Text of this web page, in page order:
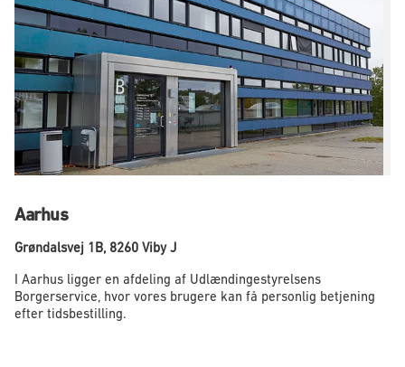
Aarhus
Grøndalsvej 1B, 8260 Viby J
I Aarhus ligger en afdeling af Udlændingestyrelsens
Borgerservice, hvor vores brugere kan få personlig betjening
efter tidsbestilling.